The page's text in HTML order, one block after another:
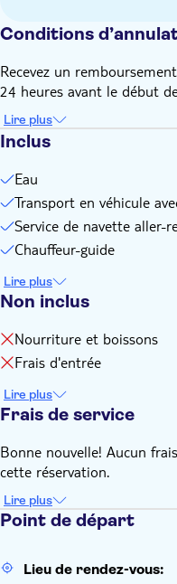
Déconseillé aux
problèmes cardiaques
Conditions
Recevez un
24 heures avant le début
Lire plus
Inclus
Eau
Transport en véhicule
Service de navette aller-
Chauffeur-guide
Lire plus
Non inclus
Nourriture et boissons
Frais d'entrée
Lire plus
Frais de service
Bonne nouvelle! Aucun
cette réservation.
Lire plus
Point de départ
Lieu de rendez-vous: